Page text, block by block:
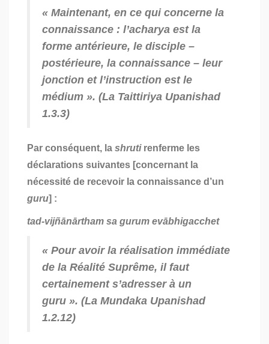
« Maintenant, en ce qui concerne la
connaissance : l’acharya est la
forme antérieure, le disciple –
postérieure, la connaissance – leur
jonction et l’instruction est le
médium ». (La Taittiriya Upanishad
1.3.3)
Par conséquent, la shrutirenferme les
déclarations suivantes [concernant la
nécessité de recevoir la connaissance d’un
guru] :
tad-vijñānārtham sa gurum evābhigacchet
« Pour avoir la réalisation immédiate
de la Réalité Suprême, il faut
certainement s’adresser à un
guru ». (La Mundaka Upanishad
1.2.12)